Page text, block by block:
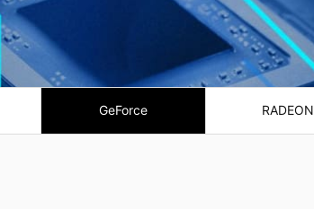
GeForce RADEON